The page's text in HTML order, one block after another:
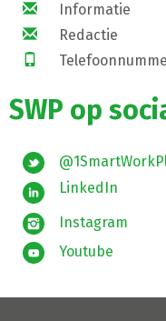
Informatie
Redactie
SWP op
LinkedIn
Instagram
Youtube